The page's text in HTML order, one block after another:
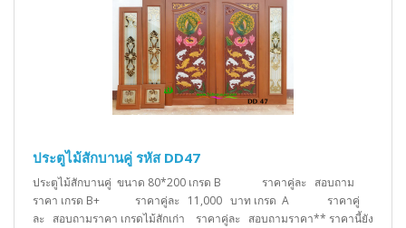
ประตูไม้สักบานคู่ รหัส DD47
ประตูไม้สักบานคู่ ขนาด 80*200 เกรด B ราคาคู่ละ สอบถาม
ราคา เกรด B+ ราคาคู่ละ 11,000 บาท เกรด A ราคาคู่
ละ สอบถามราคา เกรดไม้สักเก่า ราคาคู่ละ สอบถามราคา** ราคานี้ยัง